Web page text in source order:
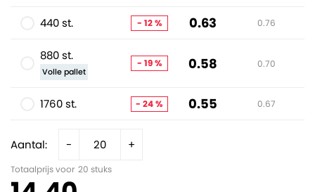
Aantal: - +
Totaalprijs voor 20 stuks
440 st. - 12 % 0.63 0.76
880 st.
Volle pallet
- 19 % 0.58 0.70
1760 st. - 24 % 0.55 0.67